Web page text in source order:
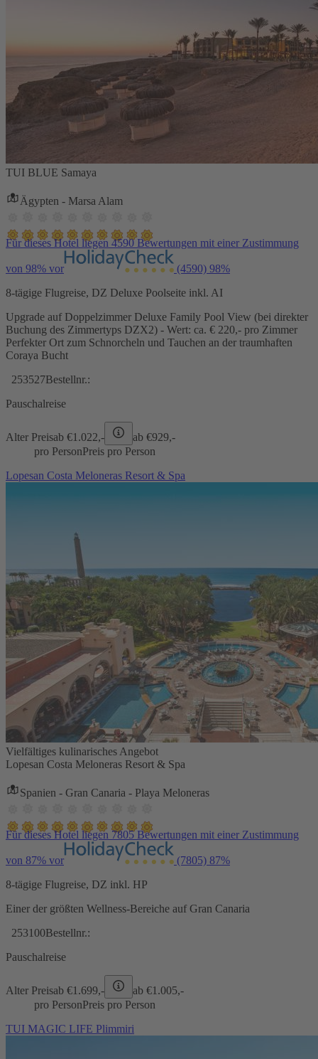
TUI BLUE Samaya
Ägypten - Marsa Alam
Für dieses Hotel liegen 4590 Bewertungen mit einer Zustimmung
von 98% vor (4590) 98%
8-tägige Flugreise, DZ Deluxe Poolseite inkl. AI
Upgrade auf Doppelzimmer Deluxe Family Pool View (bei direkter
Buchung des Zimmertyps DZX2) - Wert: ca. € 220,- pro Zimmer
Perfekter Ort zum Schnorcheln und Tauchen an der traumhaften
Coraya Bucht
253527Bestellnr.:
Pauschalreise
Alter Preisab €1.022,- ab €929,-
pro PersonPreis pro Person
Lopesan Costa Meloneras Resort & Spa
Vielfältiges kulinarisches Angebot
Lopesan Costa Meloneras Resort & Spa
Spanien - Gran Canaria - Playa Meloneras
Für dieses Hotel liegen 7805 Bewertungen mit einer Zustimmung
von 87% vor (7805) 87%
8-tägige Flugreise, DZ inkl. HP
Einer der größten Wellness-Bereiche auf Gran Canaria
253100Bestellnr.:
Pauschalreise
Alter Preisab €1.699,- ab €1.005,-
pro PersonPreis pro Person
TUI MAGIC LIFE Plimmiri